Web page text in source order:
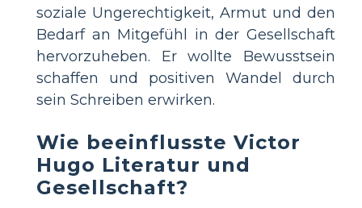
soziale Ungerechtigkeit, Armut und den
Bedarf an Mitgefühl in der Gesellschaft
hervorzuheben. Er wollte Bewusstsein
schaffen und positiven Wandel durch
sein Schreiben erwirken.
Wie beeinflusste Victor
Hugo Literatur und
Gesellschaft?